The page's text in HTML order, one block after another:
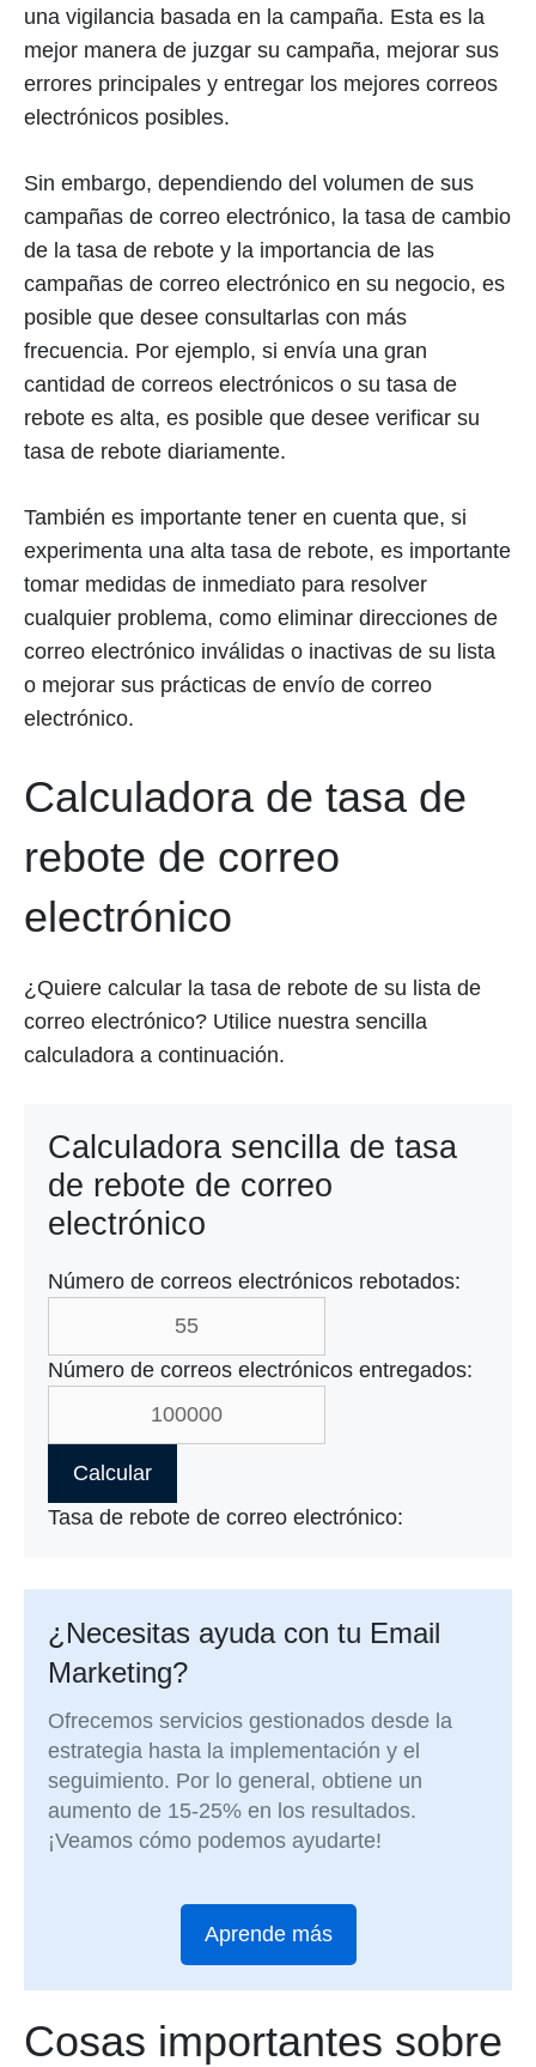
una vigilancia basada en la campaña. Esta es la
mejor manera de juzgar su campaña, mejorar sus
errores principales y entregar los mejores correos
electrónicos posibles.
Sin embargo, dependiendo del volumen de sus
campañas de correo electrónico, la tasa de cambio
de la tasa de rebote y la importancia de las
campañas de correo electrónico en su negocio, es
posible que desee consultarlas con más
frecuencia. Por ejemplo, si envía una gran
cantidad de correos electrónicos o su tasa de
rebote es alta, es posible que desee verificar su
tasa de rebote diariamente.
También es importante tener en cuenta que, si
experimenta una alta tasa de rebote, es importante
tomar medidas de inmediato para resolver
cualquier problema, como eliminar direcciones de
correo electrónico inválidas o inactivas de su lista
o mejorar sus prácticas de envío de correo
electrónico.
Calculadora de tasa de
rebote de correo
electrónico
¿Quiere calcular la tasa de rebote de su lista de
correo electrónico? Utilice nuestra sencilla
calculadora a continuación.
Calculadora sencilla de tasa
de rebote de correo
electrónico
Número de correos electrónicos rebotados:
Número de correos electrónicos entregados:
Calcular
Tasa de rebote de correo electrónico:
¿Necesitas ayuda con tu Email
Marketing?
Ofrecemos servicios gestionados desde la
estrategia hasta la implementación y el
seguimiento. Por lo general, obtiene un
aumento de 15-25% en los resultados.
¡Veamos cómo podemos ayudarte!
Aprende más
Cosas importantes sobre